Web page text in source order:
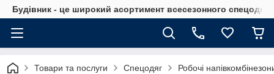
Будівник - це широкий асортимент всесезонного спецодягу
Товари та послуги Спецодяг Робочі